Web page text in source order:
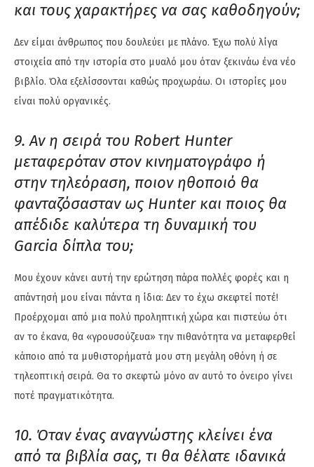
και τους χαρακτήρες να σας καθοδηγούν;
Δεν είμαι άνθρωπος που δουλεύει με πλάνο. Έχω πολύ λίγα
στοιχεία από την ιστορία στο μυαλό μου όταν ξεκινάω ένα νέο
βιβλίο. Όλα εξελίσσονται καθώς προχωράω. Οι ιστορίες μου
είναι πολύ οργανικές.
9. Αν η σειρά του Robert Hunter
μεταφερόταν στον κινηματογράφο ή
στην τηλεόραση, ποιον ηθοποιό θα
φανταζόσασταν ως Hunter και ποιος θα
απέδιδε καλύτερα τη δυναμική του
Garcia δίπλα του;
Μου έχουν κάνει αυτή την ερώτηση πάρα πολλές φορές και η
απάντησή μου είναι πάντα η ίδια: Δεν το έχω σκεφτεί ποτέ!
Προέρχομαι από μια πολύ προληπτική χώρα και πιστεύω ότι
αν το έκανα, θα «γρουσούζευα» την πιθανότητα να μεταφερθεί
κάποιο από τα μυθιστορήματά μου στη μεγάλη οθόνη ή σε
τηλεοπτική σειρά. Θα το σκεφτώ μόνο αν αυτό το όνειρο γίνει
ποτέ πραγματικότητα.
10. Όταν ένας αναγνώστης κλείνει ένα
από τα βιβλία σας, τι θα θέλατε ιδανικά